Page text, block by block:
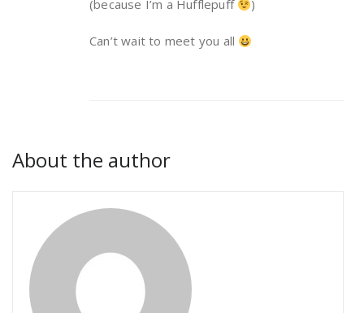
(because I’m a Hufflepuff
)
Can’t wait to meet you all
About the author